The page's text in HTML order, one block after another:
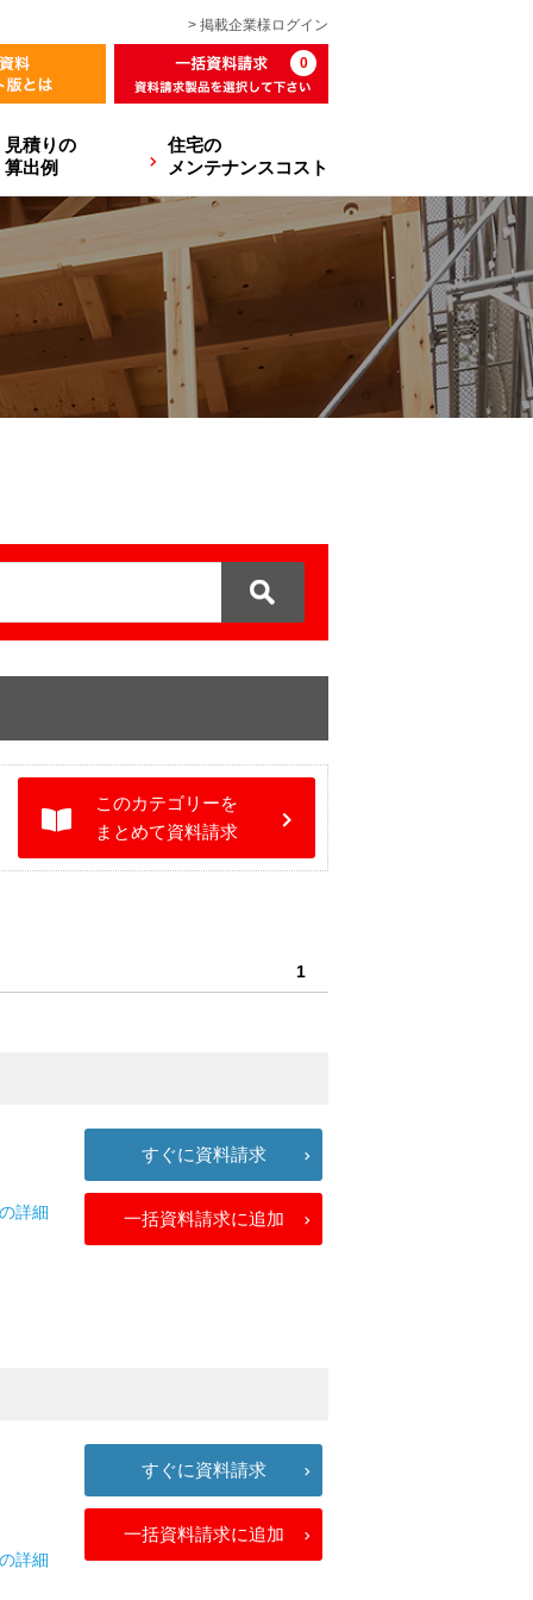
> 掲載企業様 ログイン
0
見積りの
算出例
住宅の
メンテナンスコスト
このカテゴリーを
まとめて資料請求
1
詳細
すぐに資料請求
一括資料請求に追加
詳細
すぐに資料請求
一括資料請求に追加